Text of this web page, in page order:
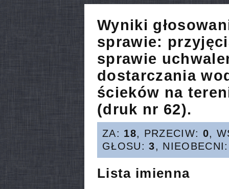
Wyniki
sprawie:
sprawie
dostarczania
ścieków na
(druk nr 62).
ZA: 18, PRZECIW: 0,
GŁOSU:3,
Lista imienna